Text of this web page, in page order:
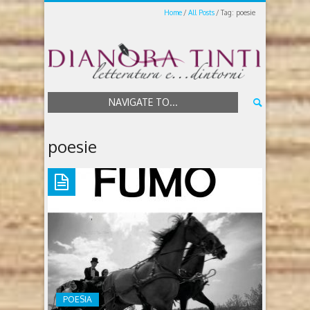
Home All Posts Tag: poesie
NAVIGATE TO...
poesie
POESIA